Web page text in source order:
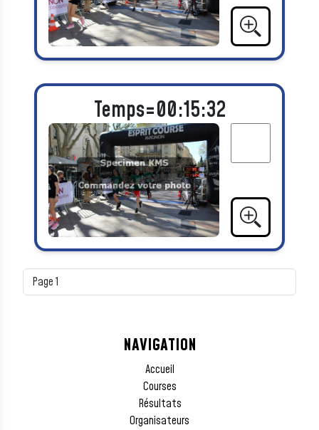
Temps=00:15:32
NAVIGATION
Accueil
Courses
Résultats
Organisateurs